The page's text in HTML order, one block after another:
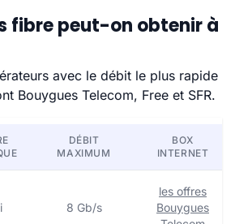
fibre peut-on obtenir à
avec le débit le plus rapide
Bouygues Telecom, Free et SFR.
DÉBIT
MAXIMUM
BOX
INTERNET
8 Gb/s
les offres
Bouygues